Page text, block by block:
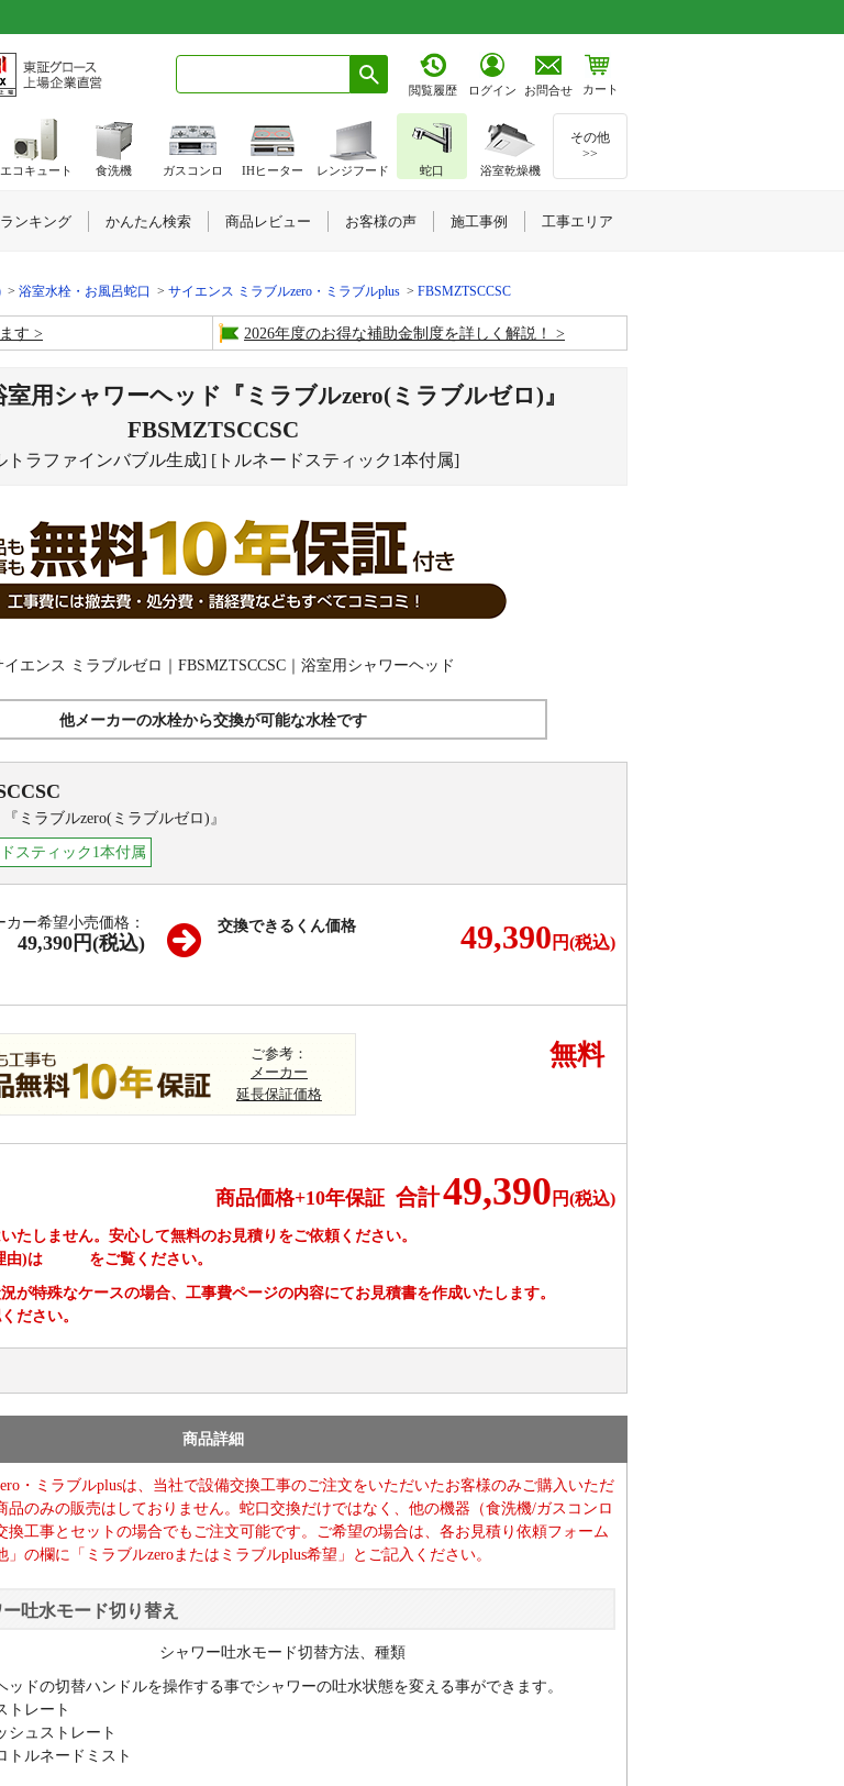
閲覧履歴 ログイン お問合せ カート
浴室水栓・お風呂蛇口 サイエンス ミラブルzero・ミラブルplus FBSMZTSCCSC
す 2026年度のお得な補助金制度を詳しく解説！
用シャワーヘッド『ミラブルzero(ミラブルゼロ)』
FBSMZTSCCSC
トラファインバブル生成] [トルネードスティック1本付属]
他メーカーの水栓から交換が可能な水栓です
ミラブルzero(ミラブルゼロ)』
ドスティック1本付属
カー希望小売価格：
49,390円(税込)
交換できるくん価格 49,390 円(税込)
ご参考：
メーカー
延長保証価格
無料
商品価格+10年保証 合計49,390 円(税込)
たしません。安心して無料のお見積りをご依頼ください。
由)は
をご覧ください。
が特殊なケースの場合、工事費ページの内容にてお見積書を作成いたします。
ださい。
商品詳細
・ミラブルplusは、当社で設備交換工事のご注文をいただいたお客様のみご購入いただ
品のみの販売はしておりません。蛇口交換だけではなく、他の機器（食洗機/ガスコンロ
換工事とセットの場合でもご注文可能です。ご希望の場合は、各お見積り依頼フォーム
」の欄に「ミラブルzeroまたはミラブルplus希望」とご記入ください。
吐水モード切り替え
ッドの切替ハンドルを操作する事でシャワーの吐水状態を変える事ができます。
トレート
シュストレート
トルネードミスト
エコキュート 食洗機 ガスコンロ IHヒーター レンジフード 蛇口 浴室乾燥機
その他
>>
ンキング かんたん検索 商品レビュー お客様の声 施工事例 工事エリア